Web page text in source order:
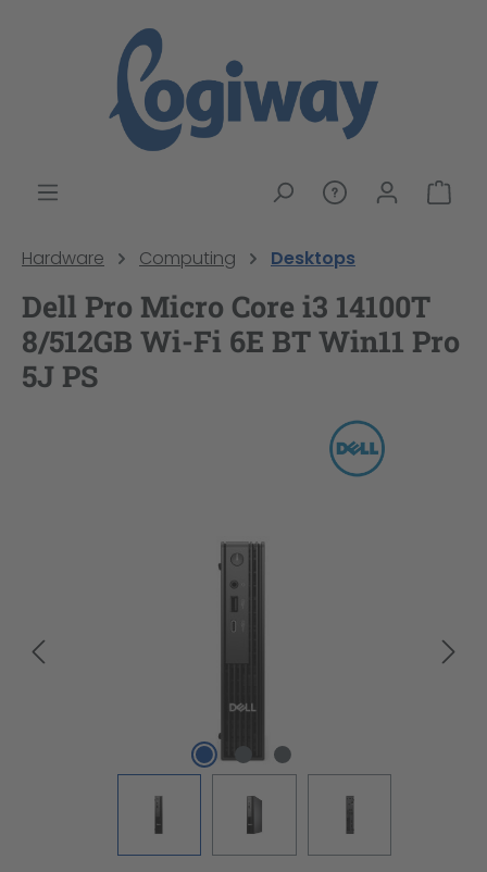
Hardware Computing Desktops
Dell Pro Micro Core i3 14100T
8/512GB Wi-Fi 6E BT Win11 Pro
5J PS
Bildergalerie überspringen